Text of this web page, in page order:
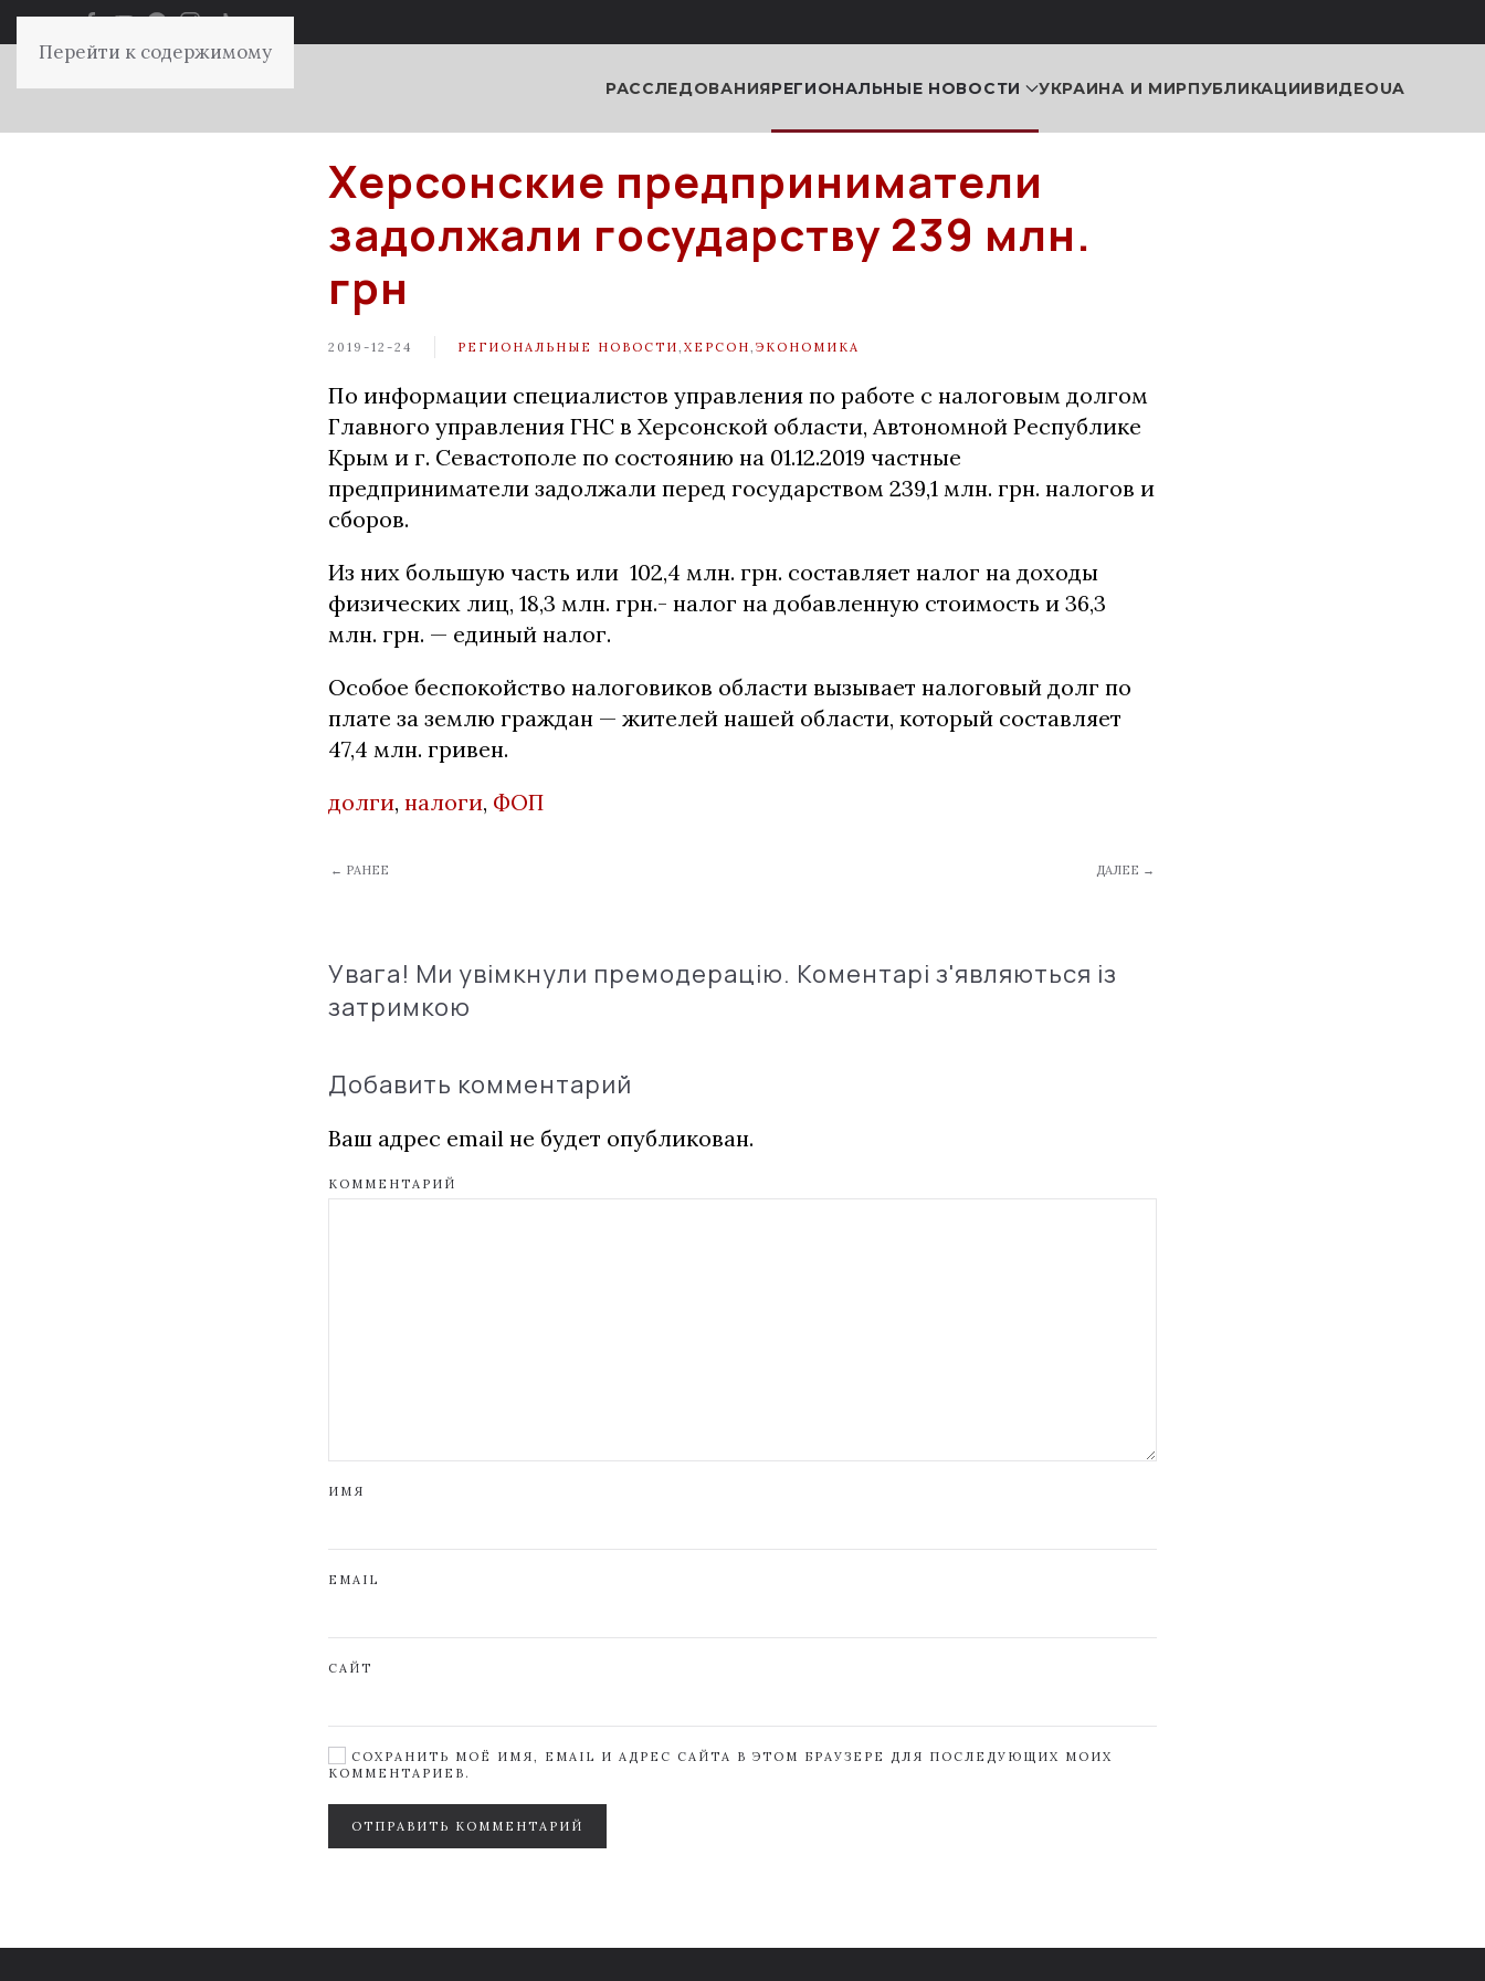
Перейти к содержимому
РАССЛЕДОВАНИЯРЕГИОНАЛЬНЫЕ НОВОСТИ УКРАИНА И МИРПУБЛИКАЦИИВИДЕОUA
Херсонские предприниматели
задолжали государству 239 млн.
грн
2019-12-24 РЕГИОНАЛЬНЫЕ НОВОСТИ ХЕРСОН ЭКОНОМИКА
По информации специалистов управления по работе с налоговым долгом
Главного управления ГНС в Херсонской области, Автономной Республике
Крым и г. Севастополе по состоянию на 01.12.2019 частные
предприниматели задолжали перед государством 239,1 млн. грн. налогов и
сборов.
Из них большую часть или 102,4 млн. грн. составляет налог на доходы
физических лиц, 18,3 млн. грн.- налог на добавленную стоимость и 36,3
млн. грн. — единый налог.
Особое беспокойство налоговиков области вызывает налоговый долг по
плате за землю граждан — жителей нашей области, который составляет
47,4 млн. гривен.
долги, налоги, ФОП
← РАНЕЕ ДАЛЕЕ →
Увага! Ми увімкнули премодерацію. Коментарі з'являються із
затримкою
Добавить комментарий
Ваш адрес email не будет опубликован.
КОММЕНТАРИЙ
ИМЯ
EMAIL
САЙТ
СОХРАНИТЬ МОЁ ИМЯ, EMAIL И АДРЕС САЙТА В ЭТОМ БРАУЗЕРЕ ДЛЯ ПОСЛЕДУЮЩИХ МОИХ
КОММЕНТАРИЕВ.
ОТПРАВИТЬ КОММЕНТАРИЙ